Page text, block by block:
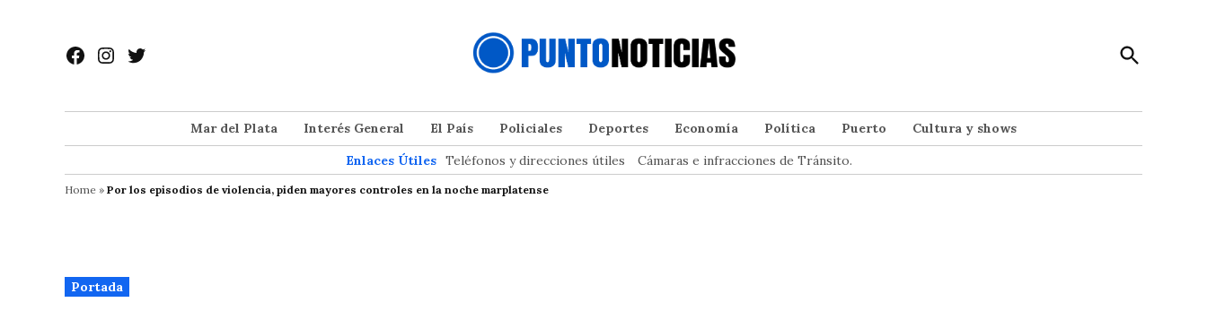
contenido
Facebook
Instagram
Twitter
Open
Search
Mar del Plata Interés General El País Policiales Deportes Economía Política Puerto
Cultura y shows
Enlaces Útiles Teléfonos y direcciones útiles Cámaras e infracciones de Tránsito.
Home » Por los episodios de violencia, piden mayores controles en la noche marplatense
Publicado
en
Portada